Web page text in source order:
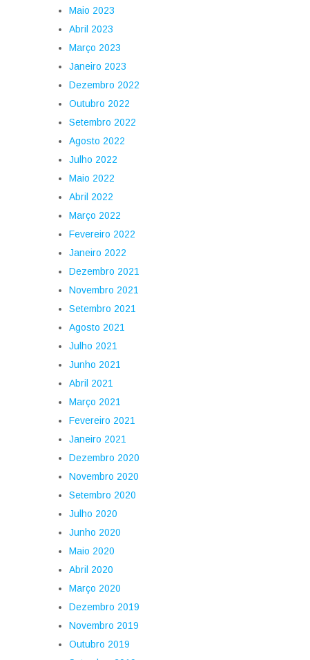
Maio 2023
Abril 2023
Março 2023
Janeiro 2023
Dezembro 2022
Outubro 2022
Setembro 2022
Agosto 2022
Julho 2022
Maio 2022
Abril 2022
Março 2022
Fevereiro 2022
Janeiro 2022
Dezembro 2021
Novembro 2021
Setembro 2021
Agosto 2021
Julho 2021
Junho 2021
Abril 2021
Março 2021
Fevereiro 2021
Janeiro 2021
Dezembro 2020
Novembro 2020
Setembro 2020
Julho 2020
Junho 2020
Maio 2020
Abril 2020
Março 2020
Dezembro 2019
Novembro 2019
Outubro 2019